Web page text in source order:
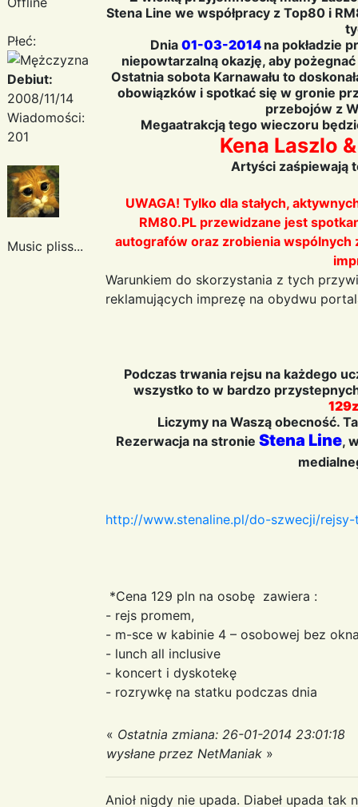
Płeć:
Debiut:
2008/11/14
Wiadomości:
201
Music pliss...
Stena Line we współpracy z Top80 i
Dnia 01-03-2014 na pokładzie
niepowtarzalną okazję, aby
Ostatnia sobota Karnawału to
obowiązków i spotkać się w gronie
przebojów z
Megaatrakcją tego wieczoru
Kena Laszlo
Artyści zaśpiewają
UWAGA! Tylko dla stałych,
RM80.PL przewidzane jest
autografów oraz zrobienia wspólnych
Warunkiem do skorzystania z tych
reklamujących imprezę na obydwu
Podczas trwania rejsu na każdego
wszystko to w bardzo
Liczymy na Waszą obecność.
Rezerwacja na stronie Stena Line,
http://www.stenaline.pl/do-szwecji/
*Cena 129 pln na osobę zawiera :
- rejs promem,
- m-sce w kabinie 4 – osobowej bez
- lunch all inclusive
- koncert i dyskotekę
- rozrywkę na statku podczas dnia
« Ostatnia zmiana: 26-01-2014 23:01:18
wysłane przez NetManiak »
Anioł nigdy nie upada. Diabeł upada